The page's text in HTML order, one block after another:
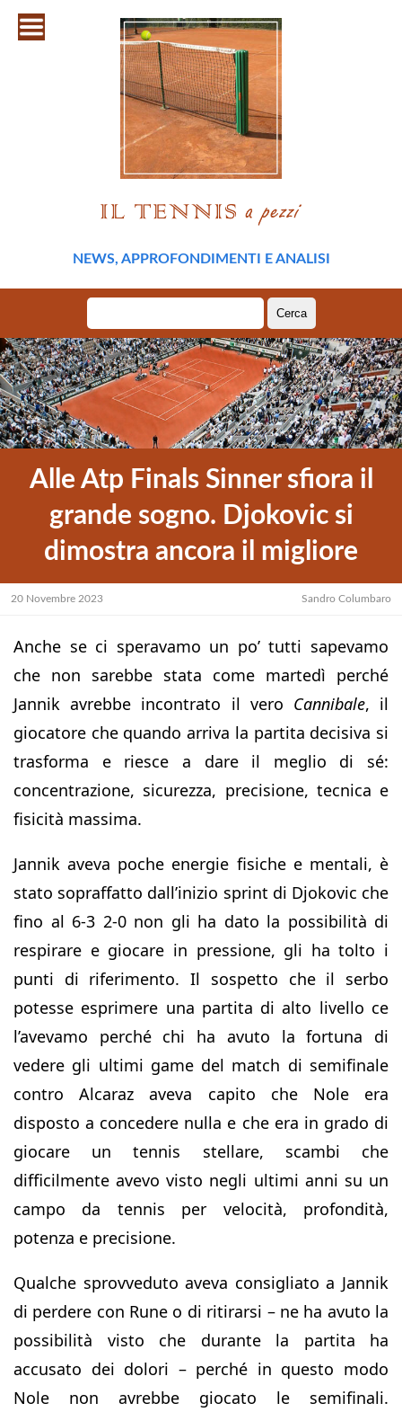
NEWS, APPROFONDIMENTI E ANALISI
per:
Alle Atp Finals Sinner sfiora il
grande sogno. Djokovic si
dimostra ancora il migliore
20 Novembre 2023 Sandro Columbaro
Anche se ci speravamo un po’ tutti sapevamo
che non sarebbe stata come martedì perché
Jannik avrebbe incontrato il vero Cannibale, il
giocatore che quando arriva la partita decisiva si
trasforma e riesce a dare il meglio di sé:
concentrazione, sicurezza, precisione, tecnica e
fisicità massima.
Jannik aveva poche energie fisiche e mentali, è
stato sopraffatto dall’inizio sprint di Djokovic che
fino al 6-3 2-0 non gli ha dato la possibilità di
respirare e giocare in pressione, gli ha tolto i
punti di riferimento. Il sospetto che il serbo
potesse esprimere una partita di alto livello ce
l’avevamo perché chi ha avuto la fortuna di
vedere gli ultimi game del match di semifinale
contro Alcaraz aveva capito che Nole era
disposto a concedere nulla e che era in grado di
giocare un tennis stellare, scambi che
difficilmente avevo visto negli ultimi anni su un
campo da tennis per velocità, profondità,
potenza e precisione.
Qualche sprovveduto aveva consigliato a Jannik
di perdere con Rune o di ritirarsi – ne ha avuto la
possibilità visto che durante la partita ha
accusato dei dolori – perché in questo modo
Nole non avrebbe giocato le semifinali.